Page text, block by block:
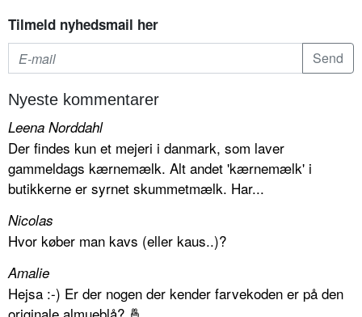
Tilmeld nyhedsmail her
Nyeste kommentarer
Leena Norddahl
Der findes kun et mejeri i danmark, som laver
gammeldags kærnemælk. Alt andet 'kærnemælk' i
butikkerne er syrnet skummetmælk. Har...
Nicolas
Hvor køber man kavs (eller kaus..)?
Amalie
Hejsa :-) Er der nogen der kender farvekoden er på den